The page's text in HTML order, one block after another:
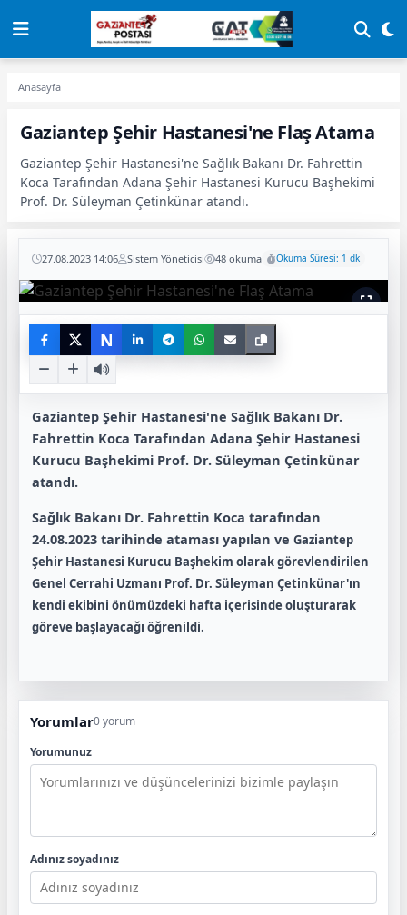
Anasayfa
Gaziantep Şehir Hastanesi'ne Flaş Atama
Gaziantep Şehir Hastanesi'ne Sağlık Bakanı Dr. Fahrettin
Koca Tarafından Adana Şehir Hastanesi Kurucu Başhekimi
Prof. Dr. Süleyman Çetinkünar atandı.
27.08.2023 14:06 Sistem Yöneticisi 48 okuma Okuma Süresi: 1 dk
N
Gaziantep Şehir Hastanesi'ne Sağlık Bakanı Dr.
Fahrettin Koca Tarafından Adana Şehir Hastanesi
Kurucu Başhekimi Prof. Dr. Süleyman Çetinkünar
atandı.
Sağlık Bakanı Dr. Fahrettin Koca tarafından
24.08.2023 tarihinde ataması yapılan ve Gaziantep
Şehir Hastanesi Kurucu Başhekim olarak görevlendirilen
Genel Cerrahi Uzmanı Prof. Dr. Süleyman Çetinkünar'ın
kendi ekibini önümüzdeki hafta içerisinde oluşturarak
göreve başlayacağı öğrenildi.
Yorumlar0 yorum
Yorumunuz
Adınız soyadınız